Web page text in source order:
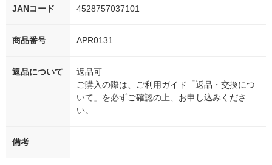
JANコード 4528757037101
商品番号 APR0131
返品について
返品可
ご購入の際は、ご利用ガイド「返品・交換につ
いて」を必ずご確認の上、お申し込みくださ
い。
備考